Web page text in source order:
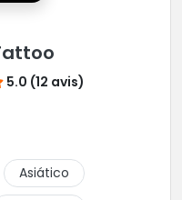
5.0 (12 avis)
Asiático